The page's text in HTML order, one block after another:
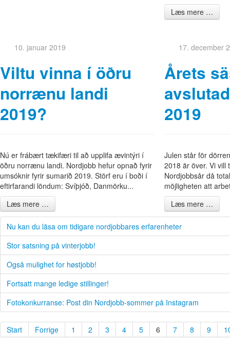
Læs mere …
10. januar 2019
Viltu vinna í öðru
norrænu landi
2019?
Nú er frábært tækifæri til að upplifa ævintýri í
öðru norrænu landi. Nordjobb hefur opnað fyrir
umsóknir fyrir sumarið 2019. Störf eru í boði í
eftirfarandi löndum: Svíþjóð, Danmörku...
Læs mere …
17. december
Årets
2019
Julen står för
2018 är över. Vi vill
Nordjobbsår då
möjligheten att
Læs mere …
Nu kan du läsa om tidigare nordjobbares erfarenheter
Stor satsning på vinterjobb!
Også mulighet for høstjobb!
Fortsatt mange ledige stillinger!
Fotokonkurranse: Post din Nordjobb-sommer på Instagram
Start Forrige 1 2 3 4 5 6 7 8 9